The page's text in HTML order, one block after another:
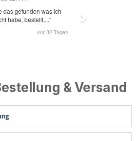
& Versand